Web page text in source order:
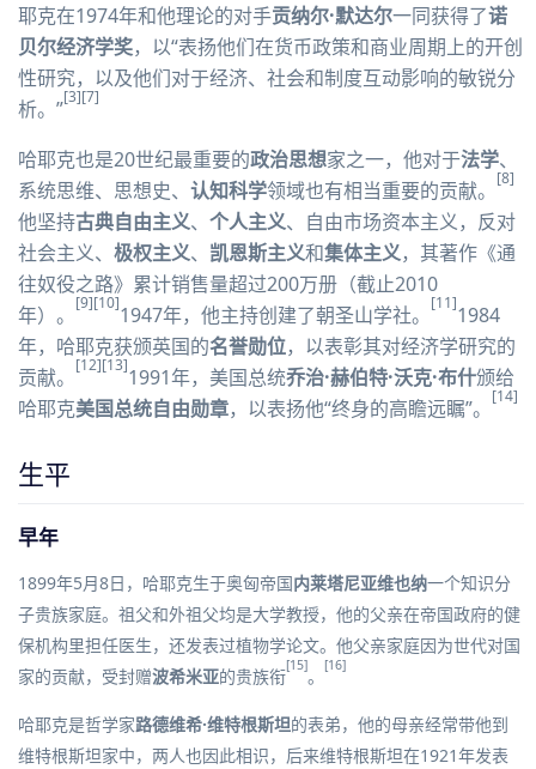
耶克在1974年和他理论的对手贡纳尔·默达尔一同获得了诺
贝尔经济学奖，以“表扬他们在货币政策和商业周期上的开创
性研究，以及他们对于经济、社会和制度互动影响的敏锐分
析。”[3][7]
哈耶克也是20世纪最重要的政治思想家之一，他对于法学、
系统思维、思想史、 认知科学领域也有相当重要的贡献。 [8]
他坚持古典自由主义、 个人主义、 自由市场资本主义，反对
社会主义、 极权主义、 凯恩斯主义和集体主义，其著作《通
往奴役之路》累计销售量超过200万册（截止2010
年）。
[9][10]1947年，他主持创建了朝圣山学社。 [11]1984
年，哈耶克获颁英国的名誉勋位，以表彰其对经济学研究的
贡献。
[12][13]1991年，美国总统乔治·赫伯特·沃克·布什颁给
哈耶克美国总统自由勋章，以表扬他“终身的高瞻远瞩”。 [14]
生平
早年
1899年5月8日，哈耶克生于奥匈帝国内莱塔尼亚维也纳一个知识分
子贵族家庭。祖父和外祖父均是大学教授，他的父亲在帝国政府的健
保机构里担任医生，还发表过植物学论文。他父亲家庭因为世代对国
家的贡献，受封赠波希米亚的贵族衔[15]。 [16]
哈耶克是哲学家路德维希·维特根斯坦的表弟，他的母亲经常带他到
维特根斯坦家中，两人也因此相识，后来维特根斯坦在1921年发表